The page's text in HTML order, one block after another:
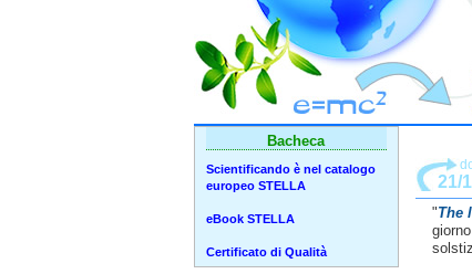
21/
"The
Bacheca
Scientificando è nel catalogo
europeo STELLA
eBook STELLA
Certificato di Qualità